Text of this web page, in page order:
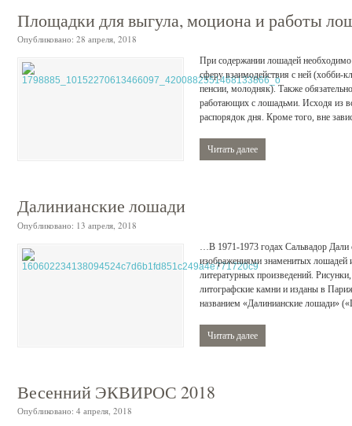
Площадки для выгула, моциона и работы
Опубликовано: 28 апреля, 2018
При содержании лошадей
сферу взаимодействия с ней (хобби-
пенсии, молодняк). Также
работающих с лошадьми. Исходя из
распорядок дня. Кроме того, вне
Читать далее
Далинианские лошади
Опубликовано: 13 апреля, 2018
…В 1971-1973 годах Сальвадор
изображениями знаменитых лошадей
литературных произведений.
литографские камни и изданы в
названием «Далинианские лошади»
Читать далее
Весенний ЭКВИРОС 2018
Опубликовано: 4 апреля, 2018